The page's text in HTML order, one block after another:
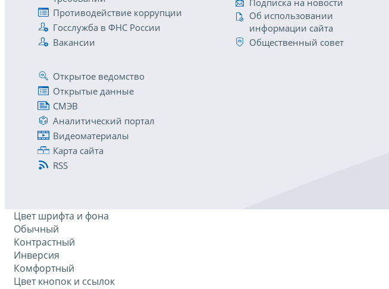
Противодействие коррупции
Госслужба в ФНС России
Вакансии
Об использовании
информации сайта
Общественный совет
Открытое ведомство
Открытые данные
СМЭВ
Аналитический портал
Видеоматериалы
Карта сайта
RSS
Цвет шрифта и фона
Обычный
Контрастный
Инверсия
Комфортный
Цвет кнопок и ссылок